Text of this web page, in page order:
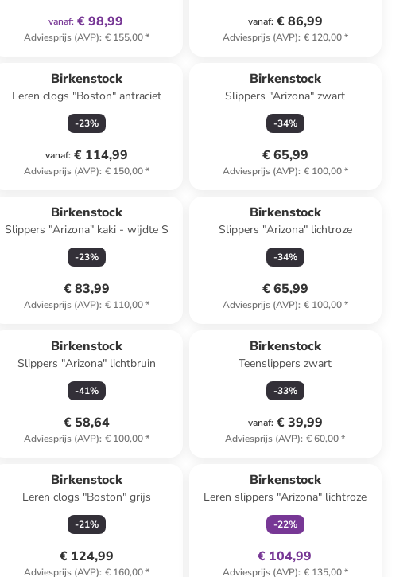
vanaf: € 98,99
Adviesprijs (AVP): € 155,00*
vanaf: € 86,99
Adviesprijs (AVP): € 120,00*
Birkenstock
Leren clogs "Boston" antraciet
-23%
vanaf: € 114,99
Adviesprijs (AVP): € 150,00*
Birkenstock
Slippers "Arizona" zwart
-34%
€ 65,99
Adviesprijs (AVP): € 100,00*
Birkenstock
Slippers "Arizona" kaki - wijdte S
-23%
€ 83,99
Adviesprijs (AVP): € 110,00*
Birkenstock
Slippers "Arizona" lichtroze
-34%
€ 65,99
Adviesprijs (AVP): € 100,00*
Birkenstock
Slippers "Arizona" lichtbruin
-41%
€ 58,64
Adviesprijs (AVP): € 100,00*
Birkenstock
Teenslippers zwart
-33%
vanaf: € 39,99
Adviesprijs (AVP): € 60,00*
Birkenstock
Leren clogs "Boston" grijs
-21%
€ 124,99
Adviesprijs (AVP): € 160,00*
Birkenstock
Leren slippers "Arizona" lichtroze
-22%
€ 104,99
Adviesprijs (AVP): € 135,00*